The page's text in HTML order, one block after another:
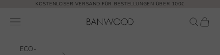
Zum Inhalt springenKOSTENLOSER VERSAND FÜR BESTELLUNGEN ÜBER 100€
Banwood EUR
Navigationsmenü öffnen Suche
ECO-